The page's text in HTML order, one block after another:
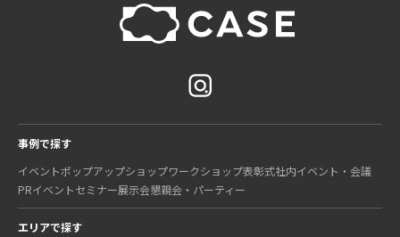
事例で探す
イベントポップアップショップワークショップ表彰式社内イベント・会議
PRイベントセミナー展示会懇親会・パーティー
エリアで探す